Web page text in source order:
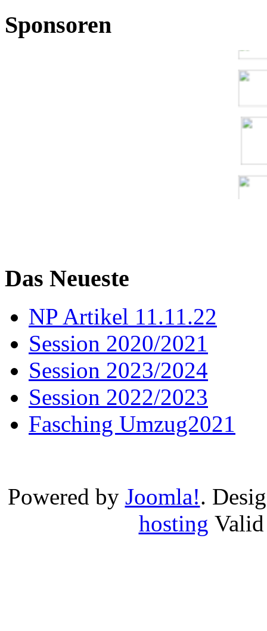
Sponsoren
Das Neueste
NP Artikel 11.11.22
Session 2020/2021
Session 2023/2024
Session 2022/2023
Fasching Umzug2021
Powered by Joomla!.
hosting